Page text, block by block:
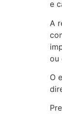
e
A
ou
O